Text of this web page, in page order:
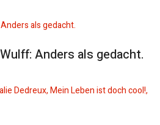
Anders als gedacht.